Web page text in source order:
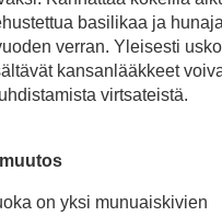
basilikaa ja
verran. Yleisesti
kansanlääkkeet
virtsateistä.
on yksi munuaiskivien